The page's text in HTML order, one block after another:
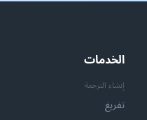
الخدمات
إنشاء الترجمة
تفريغ